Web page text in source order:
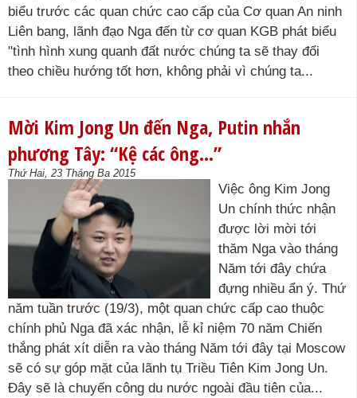
biểu trước các quan chức cao cấp của Cơ quan An ninh
Liên bang, lãnh đạo Nga đến từ cơ quan KGB phát biểu
"tình hình xung quanh đất nước chúng ta sẽ thay đổi
theo chiều hướng tốt hơn, không phải vì chúng ta...
Mời Kim Jong Un đến Nga, Putin nhắn
phương Tây: “Kệ các ông…”
Thứ Hai, 23 Tháng Ba 2015
Việc ông Kim Jong
Un chính thức nhận
được lời mời tới
thăm Nga vào tháng
Năm tới đây chứa
đựng nhiều ẩn ý. Thứ
năm tuần trước (19/3), một quan chức cấp cao thuộc
chính phủ Nga đã xác nhận, lễ kỉ niệm 70 năm Chiến
thắng phát xít diễn ra vào tháng Năm tới đây tại Moscow
sẽ có sự góp mặt của lãnh tụ Triều Tiên Kim Jong Un.
Đây sẽ là chuyến công du nước ngoài đầu tiên của...